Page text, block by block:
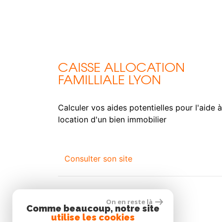
CAISSE ALLOCATION
FAMILLIALE LYON
Calculer vos aides potentielles pour l'aide
location d'un bien immobilier
Consulter son site
On en reste là
Comme beaucoup, notre site
utilise les cookies